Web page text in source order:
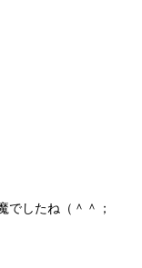
でしたね（＾＾；